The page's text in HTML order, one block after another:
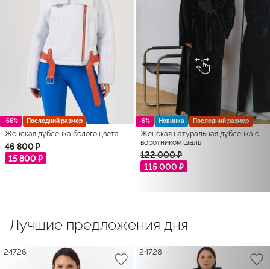
-66% Последний размер
Женская дубленка белого цвета
46 800 ₽
15 800 ₽
-6% Новинка Последний размер
Женская натуральная дубленка с
воротником шаль
122 000 ₽
115 000 ₽
Лучшие предложения дня
24726 24728